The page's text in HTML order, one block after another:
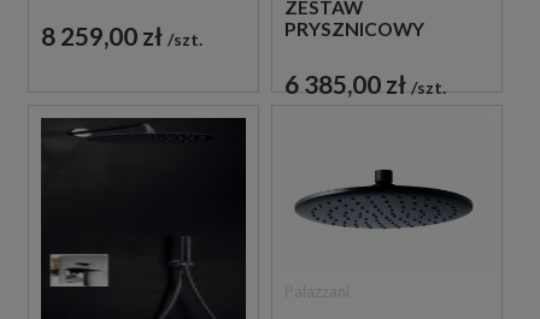
8 259,00 zł szt.
ZESTAW
PRYSZNICOWY
6 385,00 zł szt.